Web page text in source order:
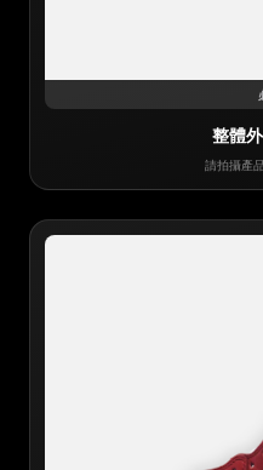
整體
請拍攝產